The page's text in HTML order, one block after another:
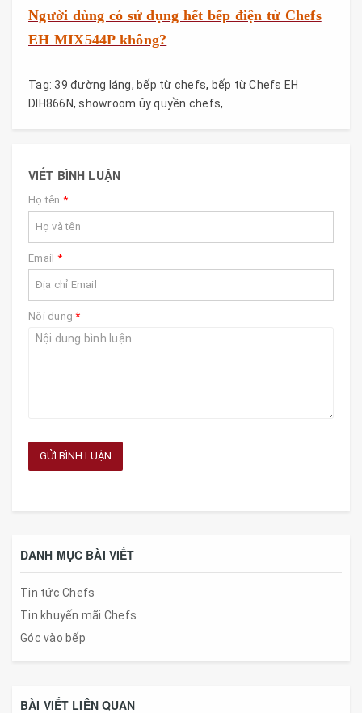
Người dùng có sử dụng hết bếp điện từ Chefs
EH MIX544P không?
Tag: 39 đường láng, bếp từ chefs, bếp từ Chefs EH
DIH866N,showroom ủy quyền chefs,
VIẾT BÌNH LUẬN
Họ tên *
Email *
Nội dung*
GỬI BÌNH LUẬN
DANH MỤC BÀI VIẾT
Tin tức Chefs
Tin khuyến mãi Chefs
Góc vào bếp
BÀI VIẾT LIÊN QUAN